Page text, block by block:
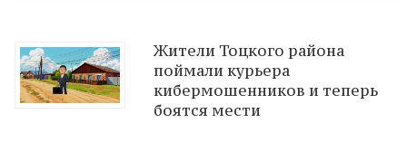
Жители Тоцкого района
поймали курьера
кибермошенников и теперь
боятся мести